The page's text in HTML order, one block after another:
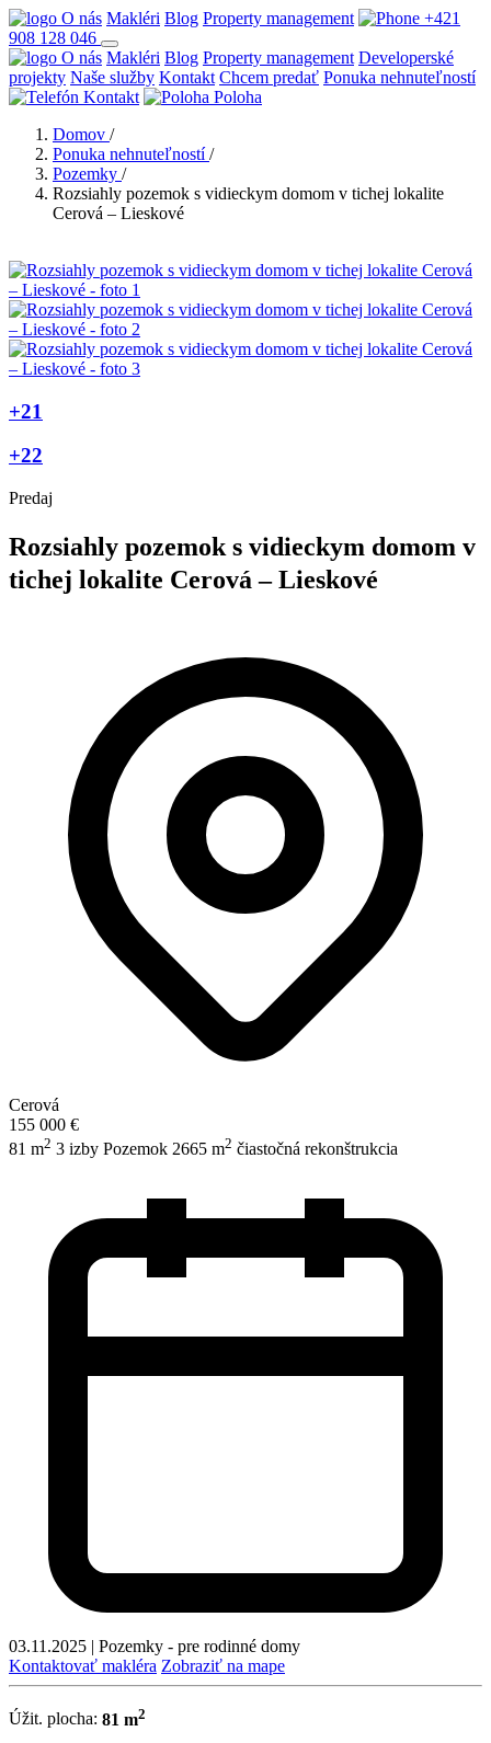
O nás Makléri Blog Property management
+421
908 128 046
O nás Makléri Blog Property management Developerské
projekty Naše služby Kontakt Chcem predať Ponuka nehnuteľností
Kontakt
Poloha
Domov /
Ponuka nehnuteľností /
Pozemky /
Rozsiahly pozemok s vidieckym domom v tichej lokalite
Cerová – Lieskové
+21
+22
Predaj
Rozsiahly pozemok s vidieckym domom v
tichej lokalite Cerová – Lieskové
Cerová
155 000 €
81 m2 3 izby Pozemok 2665 m2 čiastočná rekonštrukcia
03.11.2025 | Pozemky - pre rodinné domy
Kontaktovať makléra Zobraziť na mape
Úžit. plocha: 81 m2